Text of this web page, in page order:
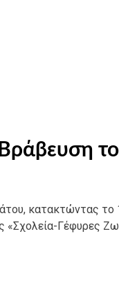
κατακτώντας
«Σχολεία-Γέφυρες